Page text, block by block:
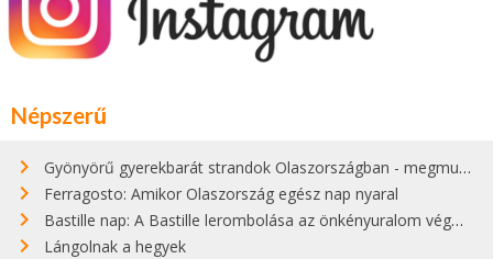
Népszerű
Gyönyörű gyerekbarát strandok Olaszországban - megmutatjuk a 15 legjobbat
Ferragosto: Amikor Olaszország egész nap nyaral
Bastille nap: A Bastille lerombolása az önkényuralom végét jelentette
Lángolnak a hegyek